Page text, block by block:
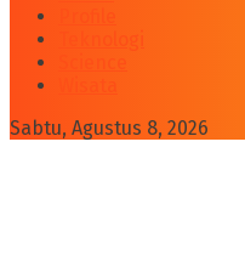
Sabtu, Agustus 8, 2026